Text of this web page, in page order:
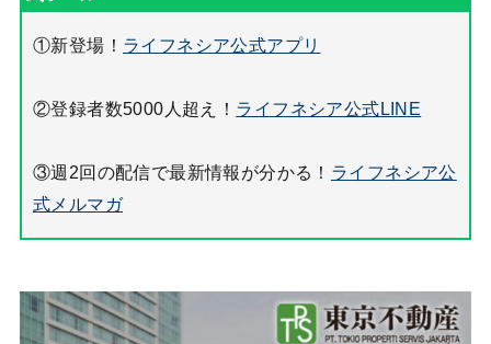
①新登場！ ライフネシア公式アプリ
②登録者数5000人超え！ ライフネシア公式LINE
③週2回の配信で最新情報が分かる！ ライフネシア公
式メルマガ